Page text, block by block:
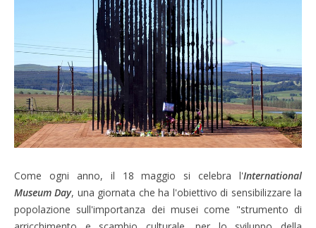
Come ogni anno, il 18 maggio si celebra l'International
Museum Day, una giornata che ha l'obiettivo di sensibilizzare la
popolazione sull'importanza dei musei come "strumento di